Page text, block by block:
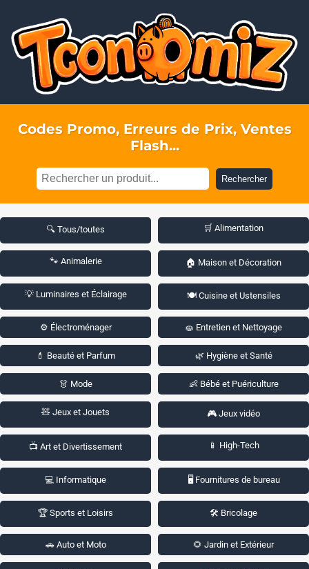
Codes Promo, Erreurs de Prix, Ventes
Flash...
Rechercher
🔍 Tous/toutes 🛒 Alimentation
🐾 Animalerie 🏠 Maison et Décoration
💡 Luminaires et Éclairage 🍽️ Cuisine et Ustensiles
⚙️ Électroménager 🧽 Entretien et Nettoyage
💄 Beauté et Parfum 🌿 Hygiène et Santé
👗 Mode 👶 Bébé et Puériculture
🧸 Jeux et Jouets 🎮 Jeux vidéo
📺 Art et Divertissement 📱 High-Tech
💻 Informatique 🖥️ Fournitures de bureau
🏆 Sports et Loisirs 🛠️ Bricolage
🚗 Auto et Moto 🌻 Jardin et Extérieur